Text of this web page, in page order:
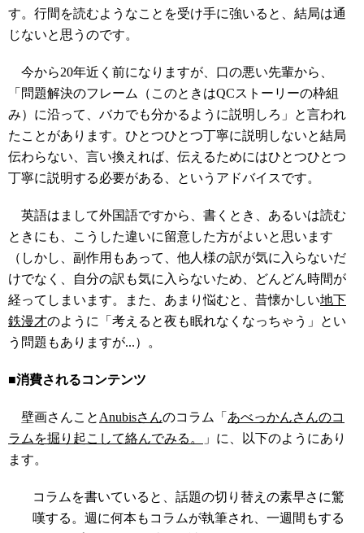
す。行間を読むようなことを受け手に強いると、結局は通
じないと思うのです。
今から20年近く前になりますが、口の悪い先輩から、
「問題解決のフレーム（このときはQCストーリーの枠組
み）に沿って、バカでも分かるように説明しろ」と言われ
たことがあります。ひとつひとつ丁寧に説明しないと結局
伝わらない、言い換えれば、伝えるためにはひとつひとつ
丁寧に説明する必要がある、というアドバイスです。
英語はまして外国語ですから、書くとき、あるいは読む
ときにも、こうした違いに留意した方がよいと思います
（しかし、副作用もあって、他人様の訳が気に入らないだ
けでなく、自分の訳も気に入らないため、どんどん時間が
経ってしまいます。また、あまり悩むと、昔懐かしい地下
鉄漫才のように「考えると夜も眠れなくなっちゃう」とい
う問題もありますが...）。
■消費されるコンテンツ
壁画さんこと Anubisさんのコラム「 あべっかんさんのコ
ラムを掘り起こして絡んでみる。
」に、以下のようにあり
ます。
コラムを書いていると、話題の切り替えの素早さに驚
嘆する。週に何本もコラムが執筆され、一週間もする